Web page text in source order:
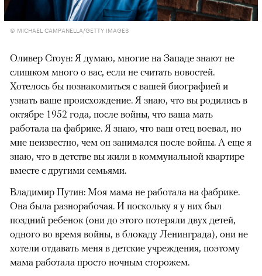
© MICHAEL CAMPANELLA/GETTY IMAGES
Оливер Стоун: Я думаю, многие на Западе знают не
слишком много о вас, если не считать новостей.
Хотелось бы познакомиться с вашей биографией и
узнать ваше происхождение. Я знаю, что вы родились в
октябре 1952 года, после войны, что ваша мать
работала на фабрике. Я знаю, что ваш отец воевал, но
мне неизвестно, чем он занимался после войны. А еще я
знаю, что в детстве вы жили в коммунальной квартире
вместе с другими семьями.
Владимир Путин: Моя мама не работала на фабрике.
Она была разнорабочая. И поскольку я у них был
поздний ребенок (они до этого потеряли двух детей,
одного во время войны, в блокаду Ленинграда), они не
хотели отдавать меня в детские учреждения, поэтому
мама работала просто ночным сторожем.